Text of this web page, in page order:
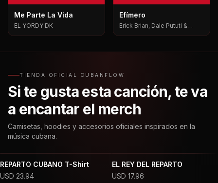
Me Parte La Vida
EL YORDY DK
Efímero
Erick Brian, Dale Pututi &
TIENDA OFICIAL CUBANFLOW
Si te gusta esta canción, te va
a encantar el merch
Camisetas, hoodies y accesorios oficiales inspirados en la
música cubana.
REPARTO CUBANO T-Shirt
USD 23.94
EL REY DEL REPARTO
USD 17.96